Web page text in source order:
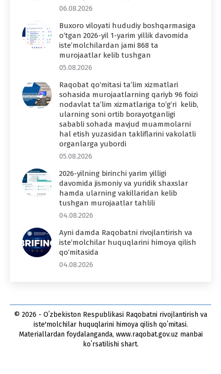
06.08.2026
Buxoro viloyati hududiy boshqarmasiga
o‘tgan 2026-yil 1-yarim yillik davomida
iste’molchilardan jami 868 ta
murojaatlar kelib tushgan
05.08.2026
Raqobat qo‘mitasi ta’lim xizmatlari
sohasida murojaatlarning qariyb 96 foizi
nodavlat ta’lim xizmatlariga to‘g‘ri kelib,
ularning soni ortib borayotganligi
sababli sohada mavjud muammolarni
hal etish yuzasidan takliflarini vakolatli
organlarga yubordi
05.08.2026
2026-yilning birinchi yarim yilligi
davomida jismoniy va yuridik shaxslar
hamda ularning vakillaridan kelib
tushgan murojaatlar tahlili
04.08.2026
Ayni damda Raqobatni rivojlantirish va
iste’molchilar huquqlarini himoya qilish
qo‘mitasida
04.08.2026
© 2026 - Oʻzbekiston Respublikasi Raqobatni rivojlantirish va
iste'molchilar huquqlarini himoya qilish qoʻmitasi.
Materiallardan foydalanganda, www.raqobat.gov.uz manbai
koʻrsatilishi shart.